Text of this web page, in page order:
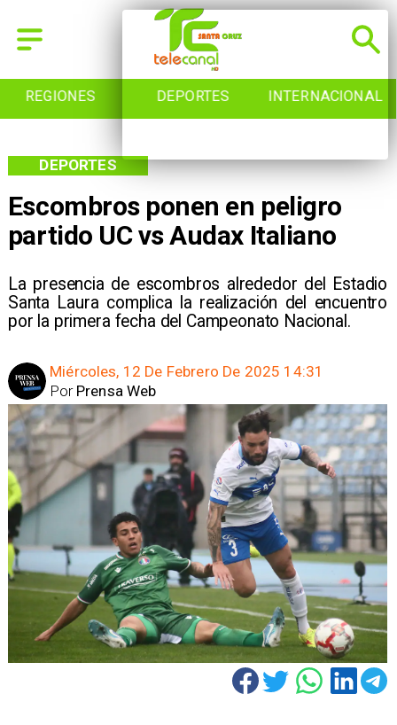
DEPORTES INTERNACIONAL INICIO
Escombros ponen en peligro
partido UC vs Audax Italiano
La presencia de escombros alrededor del Estadio
Santa Laura complica la realización del encuentro
por la primera fecha del Campeonato Nacional.
DEPORTES
Miércoles, 12 De Febrero De 2025 14:31
Prensa Web
Por